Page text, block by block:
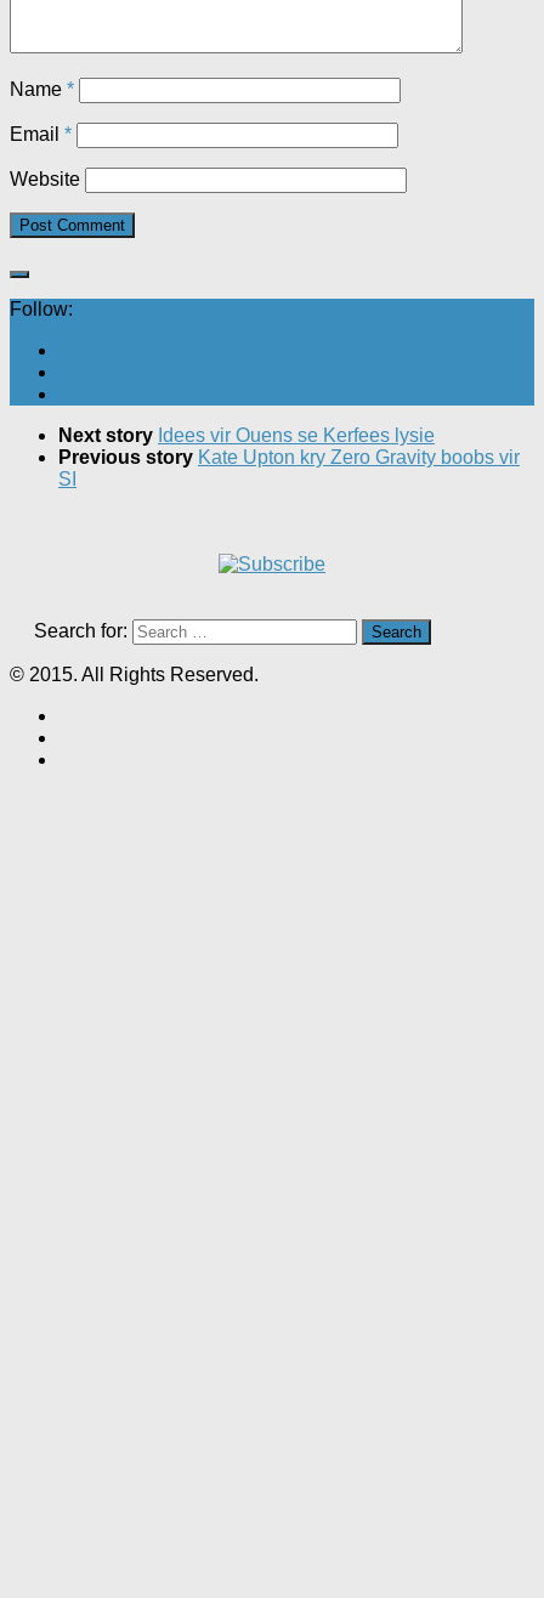
Name *
Email *
Website
Follow:
Next story Idees vir Ouens se Kerfees lysie
Previous story Kate Upton kry Zero Gravity boobs vir
SI
Search for:
© 2015. All Rights Reserved.